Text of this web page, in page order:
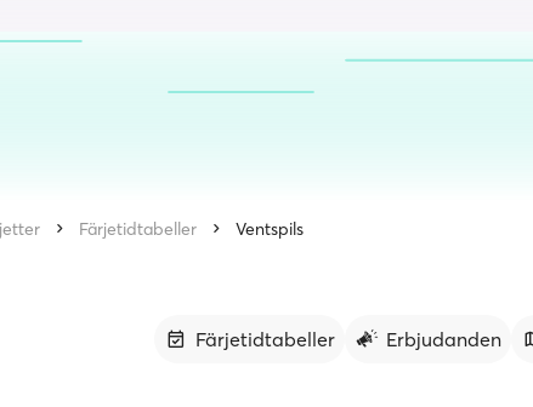
Färjetidtabeller Ventspils
Färjetidtabeller Erbjudanden